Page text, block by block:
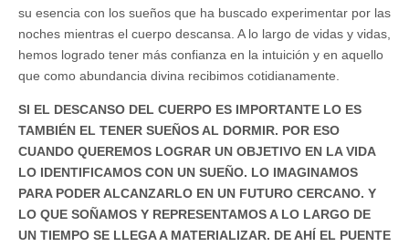
su esencia con los sueños que ha buscado experimentar por las
noches mientras el cuerpo descansa. A lo largo de vidas y vidas,
hemos logrado tener más confianza en la intuición y en aquello
que como abundancia divina recibimos cotidianamente.
SI EL DESCANSO DEL CUERPO ES IMPORTANTE LO ES
TAMBIÉN EL TENER SUEÑOS AL DORMIR. POR ESO
CUANDO QUEREMOS LOGRAR UN OBJETIVO EN LA VIDA
LO IDENTIFICAMOS CON UN SUEÑO. LO IMAGINAMOS
PARA PODER ALCANZARLO EN UN FUTURO CERCANO. Y
LO QUE SOÑAMOS Y REPRESENTAMOS A LO LARGO DE
UN TIEMPO SE LLEGA A MATERIALIZAR. DE AHÍ EL PUENTE